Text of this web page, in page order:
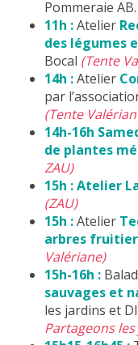
Pommeraie AB.
11h :Atelier
des légumes
Bocal (Tente
14h :Atelier
par
(Tente
14h-16h
de plantes
ZAU)
15h :Atelier
(ZAU)
15h :Atelier
arbres
Valériane)
15h-16h :
sauvages et
les jardins et
Partageons